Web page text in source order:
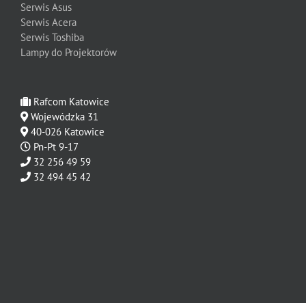
Serwis Asus
Serwis Acera
Serwis Toshiba
Lampy do Projektorów
Rafcom Katowice
Wojewódzka 31
40-026 Katowice
Pn-Pt 9-17
32 256 49 59
32 494 45 42